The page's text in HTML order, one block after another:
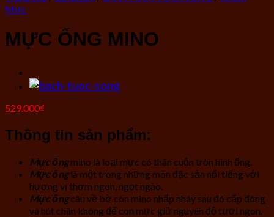
Mực
MỰC ỐNG MINO
529.000₫
Thông tin sản phẩm:
Mực ốngmino là loại mực có thân cuộn tròn hình ống.
Mực ốnglà một trong những món đặc sản nổi tiếng với
hương vị thơm ngon, ngọt ngào.
Mực ốngcâu về bờ còn mino nhấp nháy sau đó cấp đông
và hút chân không để con mực giữ nguyên độ tươi ngon.